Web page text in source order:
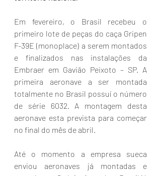
Em fevereiro, o Brasil recebeu o
primeiro lote de peças do caça Gripen
F-39E (monoplace) a serem montados
e finalizados nas instalações da
Embraer em Gavião Peixoto – SP. A
primeira aeronave a ser montada
totalmente no Brasil possuí o número
de série 6032. A montagem desta
aeronave esta prevista para começar
no final do mês de abril.
Até o momento a empresa sueca
enviou aeronaves já montadas e